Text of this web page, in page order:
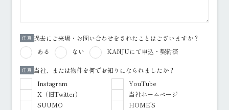
任意 過去にご来場・お問い合わせをされたことはございますか？
ある
ない KANJUにて申込・契約済
任意 当社、または物件を何でお知りになられましたか？
Instagram
YouTube
X（旧Twitter）
当社ホームページ
SUUMO
HOME’S